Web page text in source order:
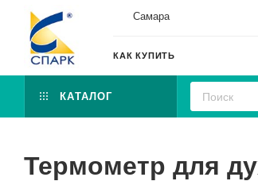
Самара
КАК КУПИТЬ
КАТАЛОГ
Термометр для